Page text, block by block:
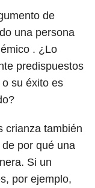
de
una persona
. ¿Lo
predispuestos
su éxito es
crianza también
por qué una
Si un
por ejemplo,